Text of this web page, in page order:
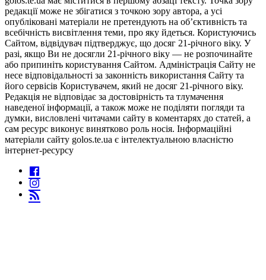
редакції може не збігатися з точкою зору автора, а усі
опубліковані матеріали не претендують на об’єктивність та
всебічність висвітлення теми, про яку йдеться. Користуючись
Сайтом, відвідувач підтверджує, що досяг 21-річного віку. У
разі, якщо Ви не досягли 21-річного віку — не розпочинайте
або припиніть користування Сайтом. Адміністрація Сайту не
несе відповідальності за законність використання Сайту та
його сервісів Користувачем, який не досяг 21-річного віку.
Редакція не відповідає за достовірність та тлумачення
наведеної інформації, а також може не поділяти погляди та
думки, висловлені читачами сайту в коментарях до статей, а
сам ресурс виконує винятково роль носія. Інформаційні
матеріали сайту golos.te.ua є інтелектуальною власністю
інтернет-ресурсу